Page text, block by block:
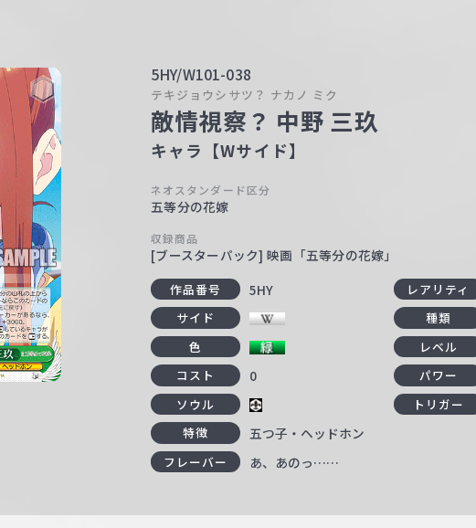
5HY/W101-038
テキジョウシサツ？ ナカノ ミク
敵情視察？ 中野 三玖
キャラ【Wサイド】
ネオスタンダード区分
五等分の花嫁
収録商品
[ブースターパック] 映画「五等分の花嫁」
作品番号 5HY レアリティ
サイド 種類
色 レベル
コスト 0 パワー
ソウル トリガー
特徴 五つ子・ヘッドホン
フレーバー あ、あのっ……